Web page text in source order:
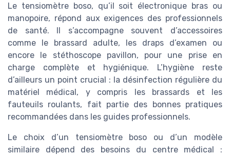
Le tensiomètre boso, qu’il soit électronique bras ou
manopoire, répond aux exigences des professionnels
de santé. Il s’accompagne souvent d’accessoires
comme le brassard adulte, les draps d’examen ou
encore le stéthoscope pavillon, pour une prise en
charge complète et hygiénique. L’hygiène reste
d’ailleurs un point crucial : la désinfection régulière du
matériel médical, y compris les brassards et les
fauteuils roulants, fait partie des bonnes pratiques
recommandées dans les guides professionnels.
Le choix d’un tensiomètre boso ou d’un modèle
similaire dépend des besoins du centre médical :